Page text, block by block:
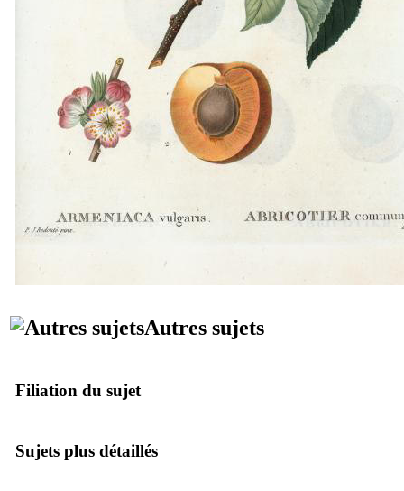
Autres sujets
Filiation du sujet
Sujets plus détaillés